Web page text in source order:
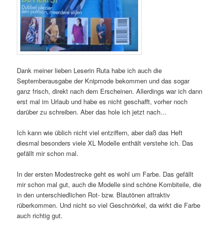
Dank meiner lieben Leserin Ruta habe ich auch die
Septemberausgabe der Knipmode bekommen und das sogar
ganz frisch, direkt nach dem Erscheinen. Allerdings war ich dann
erst mal im Urlaub und habe es nicht geschafft, vorher noch
darüber zu schreiben. Aber das hole ich jetzt nach…
Ich kann wie üblich nicht viel entziffern, aber daß das Heft
diesmal besonders viele XL Modelle enthält verstehe ich. Das
gefällt mir schon mal.
In der ersten Modestrecke geht es wohl um Farbe. Das gefällt
mir schon mal gut, auch die Modelle sind schöne Kombiteile, die
in den unterschiedlichen Rot- bzw. Blautönen attraktiv
rüberkommen. Und nicht so viel Geschnörkel, da wirkt die Farbe
auch richtig gut.